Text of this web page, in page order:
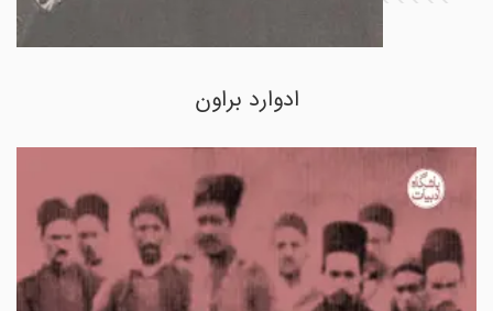
ادوارد براون